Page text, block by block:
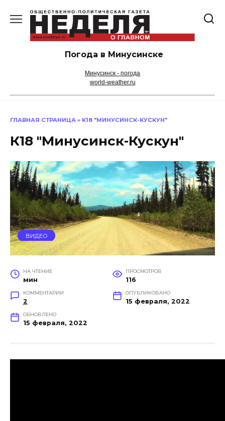
содержанию
Погода в Минусинске
Минусинск - погода
world-weather.ru
ГЛАВНАЯ СТРАНИЦА » К18 "МИНУСИНСК-КУСКУН"
К18 "Минусинск-Кускун"
ВИДЕО
НА ЧТЕНИЕ
мин
ПРОСМОТРОВ
116
КОММЕНТАРИИ
2
ОПУБЛИКОВАНО
15 февраля, 2022
ОБНОВЛЕНО
15 февраля, 2022